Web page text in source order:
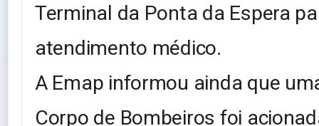
Terminal da Ponta da Espera
atendimento médico.
A Emap informou ainda que
Corpo de Bombeiros foi